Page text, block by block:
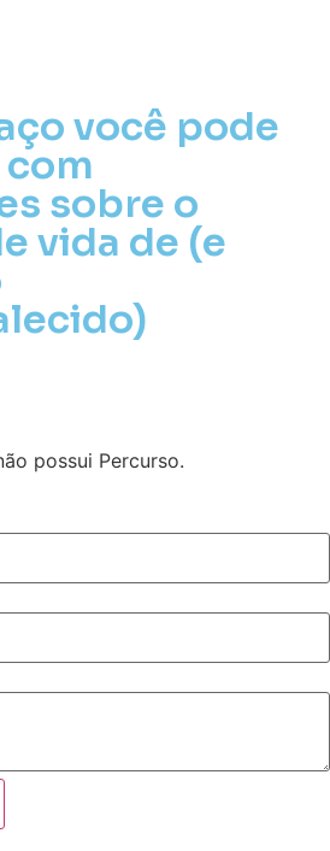
você pode
sobre o
vida de (e
possui Percurso.